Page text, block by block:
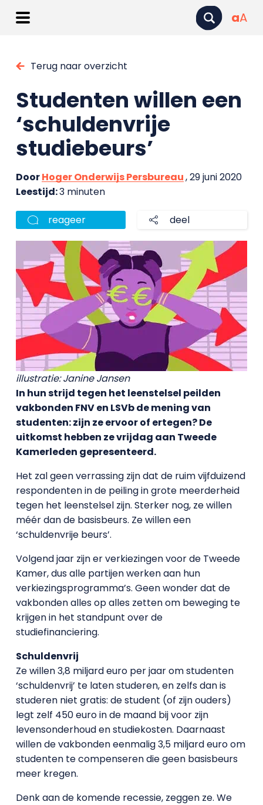
aA
Terug naar overzicht
Studenten willen een
‘schuldenvrije
studiebeurs’
DoorHoger Onderwijs Persbureau, 29 juni 2020
Leestijd:3 minuten
reageer deel
illustratie: Janine Jansen
In hun strijd tegen het leenstelsel peilden
vakbonden FNV en LSVb de mening van
studenten: zijn ze ervoor of ertegen? De
uitkomst hebben ze vrijdag aan Tweede
Kamerleden gepresenteerd.
Het zal geen verrassing zijn dat de ruim vijfduizend
respondenten in de peiling in grote meerderheid
tegen het leenstelsel zijn. Sterker nog, ze willen
méér dan de basisbeurs. Ze willen een
‘schuldenvrije beurs’.
Volgend jaar zijn er verkiezingen voor de Tweede
Kamer, dus alle partijen werken aan hun
verkiezingsprogramma’s. Geen wonder dat de
vakbonden alles op alles zetten om beweging te
krijgen in het standpunt over de
studiefinanciering.
Schuldenvrij
Ze willen 3,8 miljard euro per jaar om studenten
‘schuldenvrij’ te laten studeren, en zelfs dan is
studeren niet gratis: de student (of zijn ouders)
legt zelf 450 euro in de maand bij voor zijn
levensonderhoud en studiekosten. Daarnaast
willen de vakbonden eenmalig 3,5 miljard euro om
studenten te compenseren die geen basisbeurs
meer kregen.
Denk aan de komende recessie, zeggen ze. We